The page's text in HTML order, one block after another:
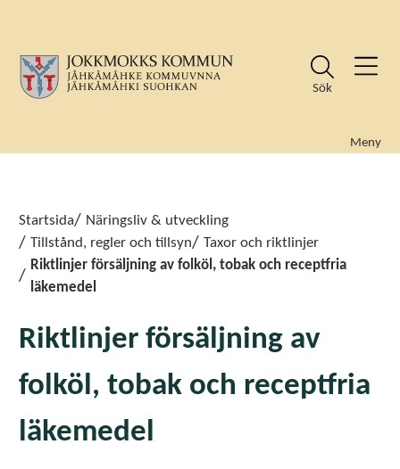
Sök
Meny
Startsida
Näringsliv & utveckling
Tillstånd, regler och tillsyn
Taxor och riktlinjer
Riktlinjer försäljning av folköl, tobak och receptfria
läkemedel
Riktlinjer försäljning av
folköl, tobak och receptfria
läkemedel